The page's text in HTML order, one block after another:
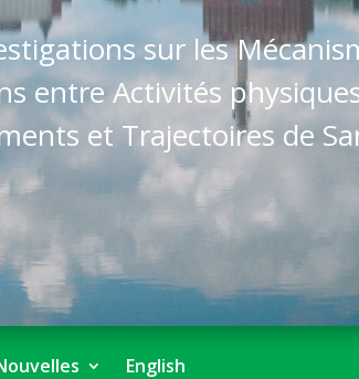
sur les
entre Activités
et Trajectoires de
English